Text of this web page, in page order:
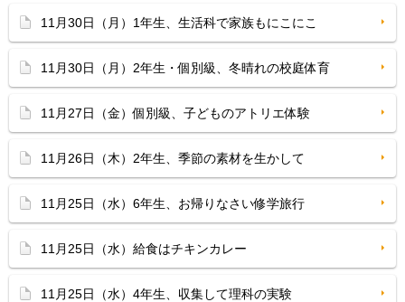
11月30日（月）1年生、生活科で家族もにこにこ
11月30日（月）2年生・個別級、冬晴れの校庭体育
11月27日（金）個別級、子どものアトリエ体験
11月26日（木）2年生、季節の素材を生かして
11月25日（水）6年生、お帰りなさい修学旅行
11月25日（水）給食はチキンカレー
11月25日（水）4年生、収集して理科の実験